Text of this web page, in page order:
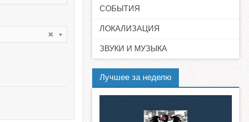
СОБЫТИЯ
ЛОКАЛИЗАЦИЯ
ЗВУКИ И МУЗЫКА
Лучшее за неделю